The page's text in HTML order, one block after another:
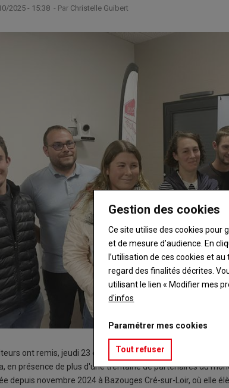
2025 - 15:38 - Par Christelle Guibert
ont remis, jeudi 23 octobre, les prix à l'installation en
en présence de plus d'une trentaine de partenaires du
depuis novembre 2024 à Bazouges Cré-sur-Loir, où elle
Gestion des cookies
Ce site utilise des cookies pour
et de mesure d’audience. En
l’utilisation de ces cookies et
regard des finalités décrites.
utilisant le lien « Modifier mes
d'infos
Paramétrer mes cookies
Tout refuser